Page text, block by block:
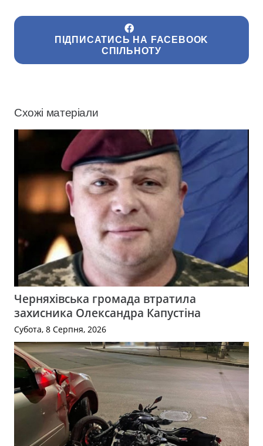
ПІДПИСАТИСЬ НА FACEBOOK
СПІЛЬНОТУ
Схожі матеріали
Черняхівська громада втратила
захисника Олександра Капустіна
Субота, 8 Серпня, 2026